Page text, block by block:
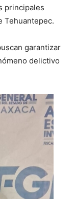
principales
Tehuantepec.
garantizar
delictivo